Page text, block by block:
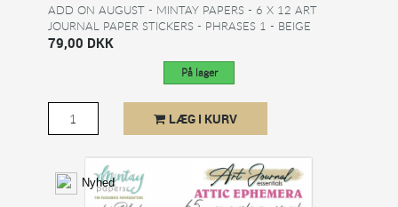
ADD ON AUGUST - MINTAY PAPERS - 6 X 12 ART
JOURNAL PAPER STICKERS - PHRASES 1 - BEIGE
79,00 DKK
På lager
LÆG I KURV
Nyhed